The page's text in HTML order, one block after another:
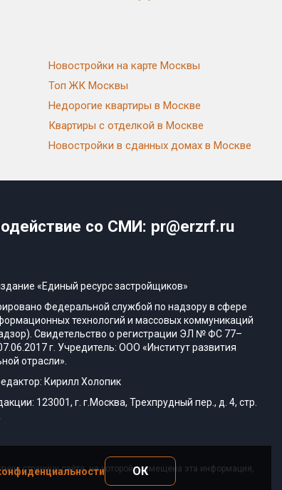
Новостройки на карте Москвы
Топ ЖК Москвы
Недорогие квартиры в Москве
Квартиры с отделкой в Москве
Новостройки в сданных домах в Москве
со СМИ: pr@erzrf.ru
«Единый ресурс застройщиков»
Федеральной службой по надзору в сфере
технологий и массовых коммуникаций
Свидетельство о регистрации ЭЛ № ФС 77–
г. Учредитель: ООО «Институт развития
отрасли».
Кирилл Холопик
123001, г. г.Москва, Трехпрудный пер., д. 4, стр.
страницу сайта, на которой размещена эта информация,
ОК